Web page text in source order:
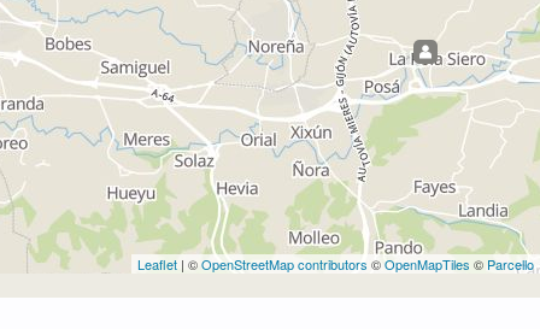
Leaflet | ©OpenStreetMap contributors ©OpenMapTiles © Parcello